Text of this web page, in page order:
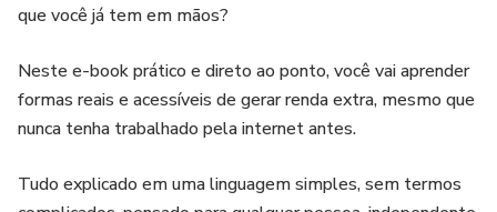
que você já tem em mãos?
Neste e-book prático e direto ao ponto, você vai aprender
formas reais e acessíveis de gerar renda extra, mesmo que
nunca tenha trabalhado pela internet antes.
Tudo explicado em uma linguagem simples, sem termos